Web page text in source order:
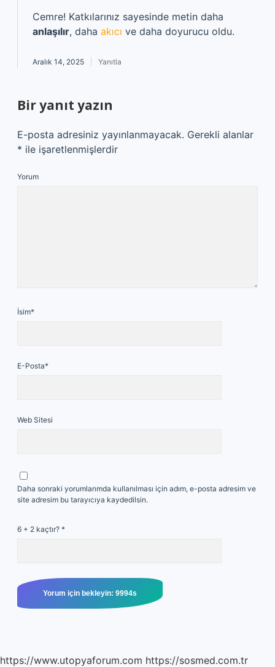
Cemre! Katkılarınız sayesinde metin daha
anlaşılır, daha akıcı ve daha doyurucu oldu.
Aralık 14, 2025 Yanıtla
Bir yanıt yazın
E-posta adresiniz yayınlanmayacak. Gerekli alanlar
* ile işaretlenmişlerdir
Yorum
İsim*
E-Posta*
Web Sitesi
Daha sonraki yorumlarımda kullanılması için adım, e-posta adresim ve
site adresim bu tarayıcıya kaydedilsin.
6 + 2 kaçtır? *
https://www.utopyaforum.com https://sosmed.com.tr